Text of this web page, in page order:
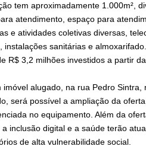
tem aproximadamente 1.000m²,
atendimento, espaço para
e atividades coletivas diversas,
sanitárias e
R$ 3,2 milhões investidos a partir
alugado, na rua Pedro
será possível a ampliação da
no equipamento. Além da
inclusão digital e a saúde terão
de alta vulnerabilidade social.